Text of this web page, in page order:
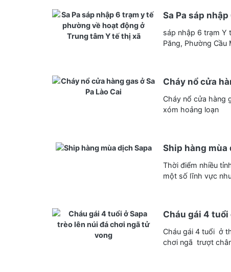
Sa Pa sáp
sáp nhập 6 trạm Y
Păng, Phường
Cháy nổ cửa
Cháy nổ cửa hàng
xóm hoảng loạn
Ship hàng mùa
Thời điểm nhiều
một số lĩnh vực
Cháu gái 4
Cháu gái 4 tuổi ở
chơi ngã trượt